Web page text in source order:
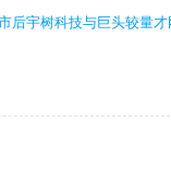
后宇树科技与巨头较量才